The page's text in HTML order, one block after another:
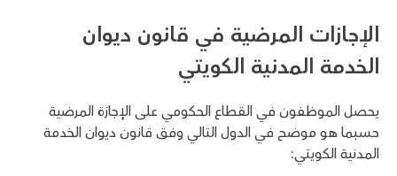
الإجازات المرضية في قانون ديوان
الخدمة المدنية الكويتي
يحصل الموظفون في القطاع الحكومي على الإجازة المرضية
حسبما هو موضح في الدول التالي وفق قانون ديوان الخدمة
المدنية الكويتي: